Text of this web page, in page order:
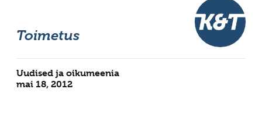
Toimetus
Uudised ja oikumeenia
mai 18, 2012